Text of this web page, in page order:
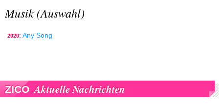
Musik (Auswahl)
2020: Any Song
ZICO Aktuelle Nachrichten